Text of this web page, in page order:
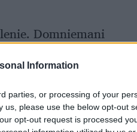
Information
parties, or processing of your
please use the below opt-out
opt-out request is processed
Domniemani
zauważyli
pożarną.Mimo
nietoperze